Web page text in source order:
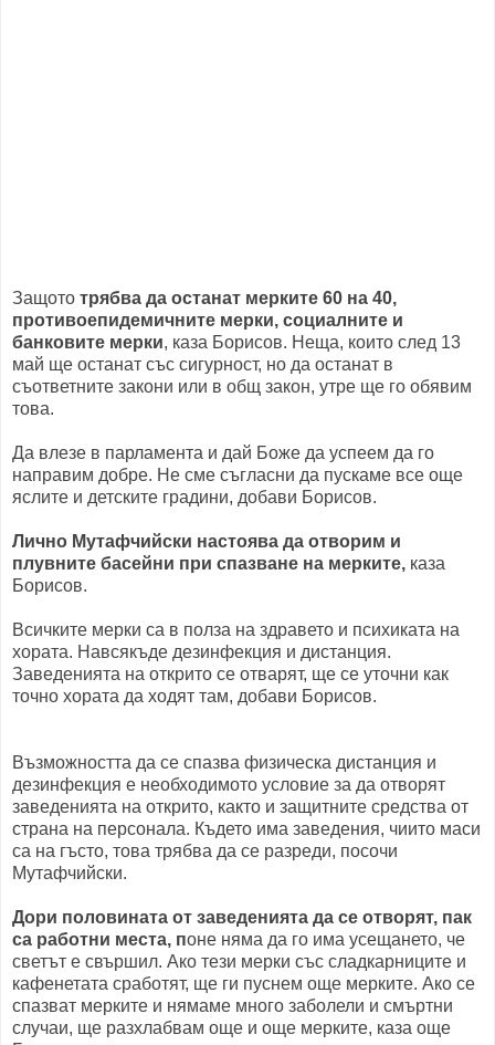
Защото трябва да останат мерките 60 на 40,
противоепидемичните мерки, социалните и
банковите мерки, каза Борисов. Неща, които след 13
май ще останат със сигурност, но да останат в
съответните закони или в общ закон, утре ще го обявим
това.
Да влезе в парламента и дай Боже да успеем да го
направим добре. Не сме съгласни да пускаме все още
яслите и детските градини, добави Борисов.
Лично Мутафчийски настоява да отворим и
плувните басейни при спазване на мерките, каза
Борисов.
Всичките мерки са в полза на здравето и психиката на
хората. Навсякъде дезинфекция и дистанция.
Заведенията на открито се отварят, ще се уточни как
точно хората да ходят там, добави Борисов.
Възможността да се спазва физическа дистанция и
дезинфекция е необходимото условие за да отворят
заведенията на открито, както и защитните средства от
страна на персонала. Където има заведения, чиито маси
са на гъсто, това трябва да се разреди, посочи
Мутафчийски.
Дори половината от заведенията да се отворят, пак
са работни места, поне няма да го има усещането, че
светът е свършил. Ако тези мерки със сладкарниците и
кафенетата сработят, ще ги пуснем още мерките. Ако се
спазват мерките и нямаме много заболели и смъртни
случаи, ще разхлабвам още и още мерките, каза още